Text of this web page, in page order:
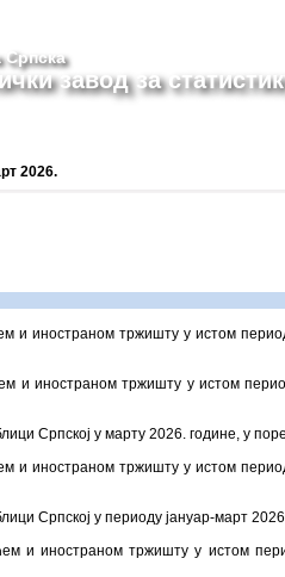
Српска
завод за
2026.
и иностраном тржишту у истом
и иностраном тржишту у истом
Српској у марту 2026. године, у
и иностраном тржишту у истом
Српској у периоду јануар-март
и иностраном тржишту у истом